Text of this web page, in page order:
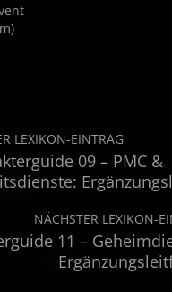
LEXIKON-EINTRAG
09 – PMC &
NÄCHSTER LEXIKON-
11 –